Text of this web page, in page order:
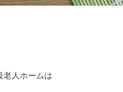
老人ホームは